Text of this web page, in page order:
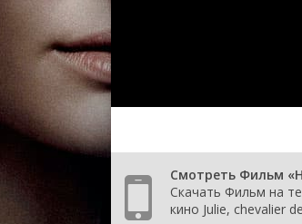
Смотреть Фильм
Скачать Фильм на
кино Julie, chevalier